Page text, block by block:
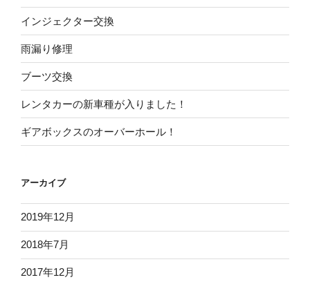
インジェクター交換
雨漏り修理
ブーツ交換
レンタカーの新車種が入りました！
ギアボックスのオーバーホール！
アーカイブ
2019年12月
2018年7月
2017年12月